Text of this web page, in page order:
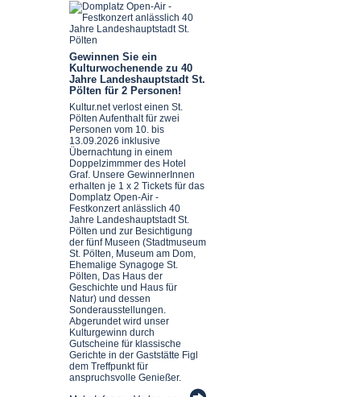
Gewinnen Sie ein
Kulturwochenende zu 40
Jahre Landeshauptstadt St.
Pölten für 2 Personen!
Kultur.net verlost einen St.
Pölten Aufenthalt für zwei
Personen vom 10. bis
13.09.2026 inklusive
Übernachtung in einem
Doppelzimmmer des Hotel
Graf. Unsere GewinnerInnen
erhalten je 1 x 2 Tickets für das
Domplatz Open-Air -
Festkonzert anlässlich 40
Jahre Landeshauptstadt St.
Pölten und zur Besichtigung
der fünf Museen (Stadtmuseum
St. Pölten, Museum am Dom,
Ehemalige Synagoge St.
Pölten, Das Haus der
Geschichte und Haus für
Natur) und dessen
Sonderausstellungen.
Abgerundet wird unser
Kulturgewinn durch
Gutscheine für klassische
Gerichte in der Gaststätte Figl
dem Treffpunkt für
anspruchsvolle Genießer.